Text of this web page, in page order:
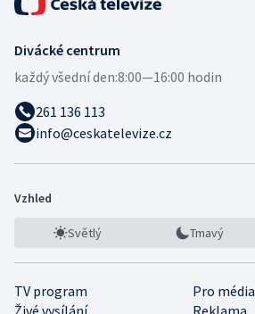
Divácké centrum
každý všední den:8:00—16:00 hodin
261 136 113
info@ceskatelevize.cz
Vzhled
Světlý Tmavý
TV program
Pro média
Živé vysílání
Reklama